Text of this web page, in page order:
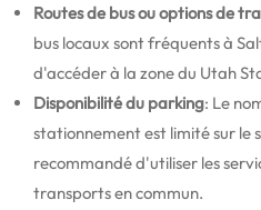
Routes de bus ou options de
bus locaux sont fréquents à
d'accéder à la zone du Utah
Disponibilité du parking: Le
stationnement est limité sur le
recommandé d'utiliser les
transports en commun.